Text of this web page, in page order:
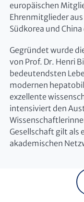
europäischen
Ehrenmitglieder
Südkorea und
Gegründet wurde
von Prof. Dr. Henri
bedeutendsten
modernen
exzellente
intensiviert den
Gesellschaft gilt als
akademischen